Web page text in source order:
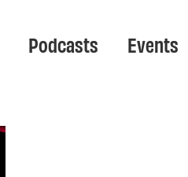
Podcasts Events